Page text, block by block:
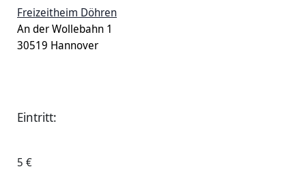
Freizeitheim Döhren
An der Wollebahn 1
30519 Hannover
Eintritt:
5 €